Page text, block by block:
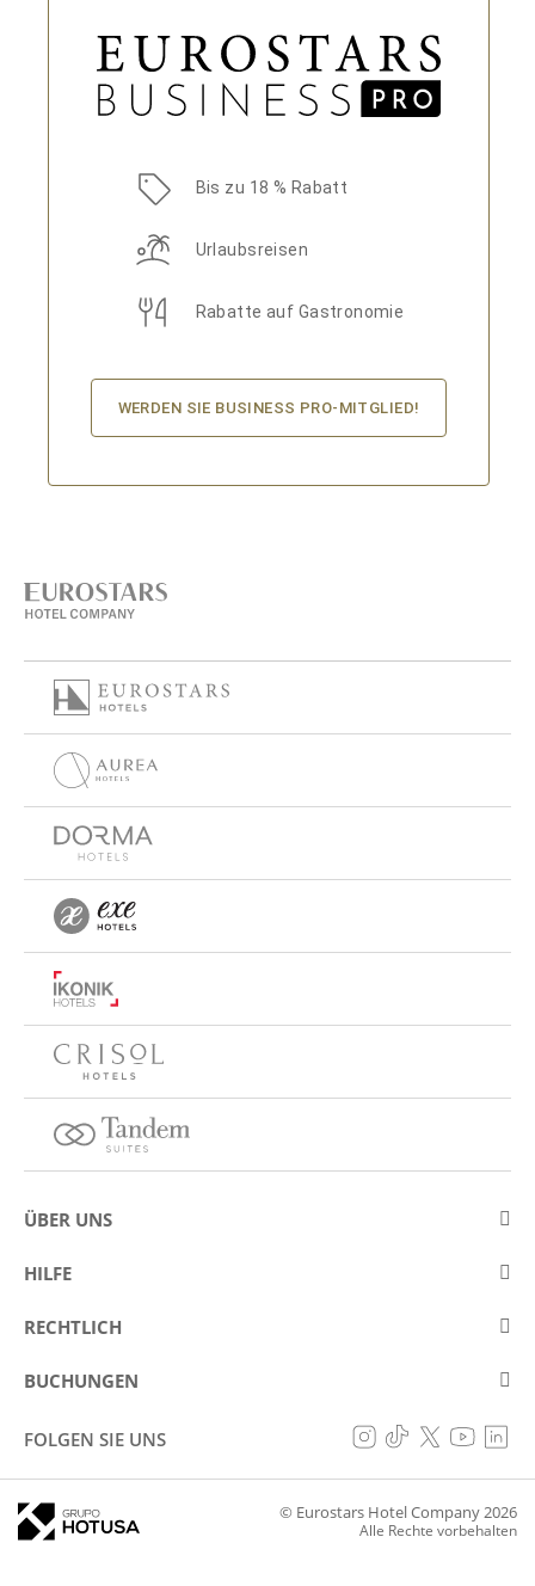
Bis zu 18 % Rabatt
Urlaubsreisen
Rabatte auf Gastronomie
WERDEN SIE BUSINESS PRO-MITGLIED!
ÜBER UNS
Über Eurostars Hotel Company
Wettbewerbe
Cookie Richtlinie
HILFE
Kontakt
Betrugsprävention
Erklärung zur Barrierefreiheit
RECHTLICH
Legaler Hinweis / Impressum
Allgemeine bedingungen
BUCHUNGEN
FOLGEN SIE UNS
© Eurostars Hotel Company 2026
Alle Rechte vorbehalten